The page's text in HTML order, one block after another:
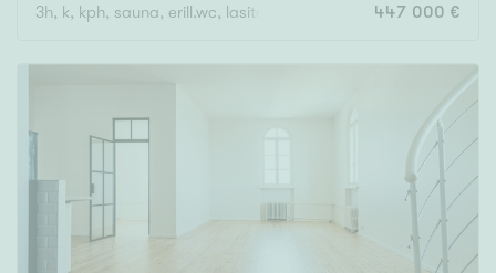
3h, k, kph, sauna, erill.wc, lasitettu terassi, piha447 000 €